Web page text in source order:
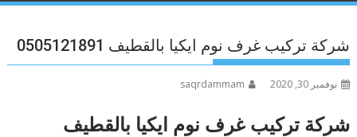
شركة تركيب غرف نوم ايكيا بالقطيف 0505121891
نوفمبر 30, 2020 saqrdammam
شركةتركيب غرف نوم ايكيا بالقطيف